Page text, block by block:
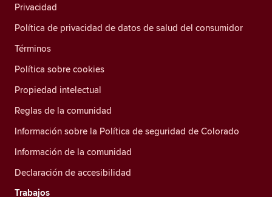
Privacidad
Política de privacidad de datos de salud del consumidor
Términos
Política sobre cookies
Propiedad intelectual
Reglas de la comunidad
Información sobre la Política de seguridad de Colorado
Información de la comunidad
Declaración de accesibilidad
Trabajos